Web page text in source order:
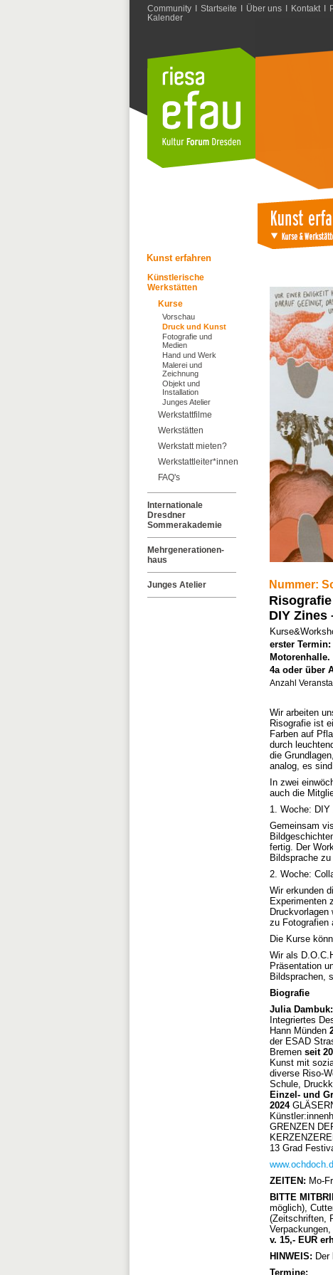
Community I Startseite I Über uns I Kontakt I
Kalender
Nummer:
DIY
erster Termin:
Motorenhalle.
4a oder über
Anzahl
Wir arbeiten
Risografie ist
Farben auf
durch
die
analog, es
In zwei
auch die
1. Woche:
Gemeinsam
fertig. Der
Bildsprache
2. Woche:
Wir erkunden
Experimenten
Druckvorlagen
zu Fotografien
Die Kurse
Wir als
Präsentation
Bildsprachen,
Biografie
Julia Dambuk:
Integriertes
Hann Münden
der ESAD
Bremen seit
Kunst mit
diverse Riso-
Schule,
Einzel- und
2024
GRENZEN
13 Grad
ZEITEN: Mo-
BITTE
möglich),
(Zeitschriften,
v. 15,- EUR
HINWEIS: Der
Termine:
Kunst erfahren
Künstlerische
Werkstätten
Kurse
Vorschau
Druck und Kunst
Fotografie und
Medien
Hand und Werk
Malerei und
Zeichnung
Objekt und
Installation
Junges Atelier
Werkstattfilme
Werkstätten
Werkstatt mieten?
Werkstattleiter*innen
FAQ's
Internationale
Dresdner
Sommerakademie
Mehrgenerationen-
haus
Junges Atelier